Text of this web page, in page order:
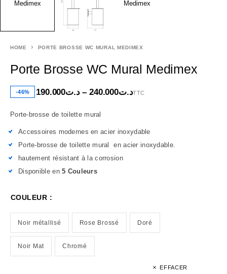
HOME PORTE BROSSE WC MURAL MEDIMEX
Porte Brosse WC Mural Medimex
-46% د.ت190.000 – د.ت240.000 TTC
Porte-brosse de toilette mural
Accessoires modernes en acier inoxydable
Porte-brosse de toilette mural en acier inoxydable.
hautement résistant à la corrosion
Disponible en5 Couleurs
COULEUR :
Noir métallisé Rose Brossé Doré
Noir Mat Chromé
EFFACER